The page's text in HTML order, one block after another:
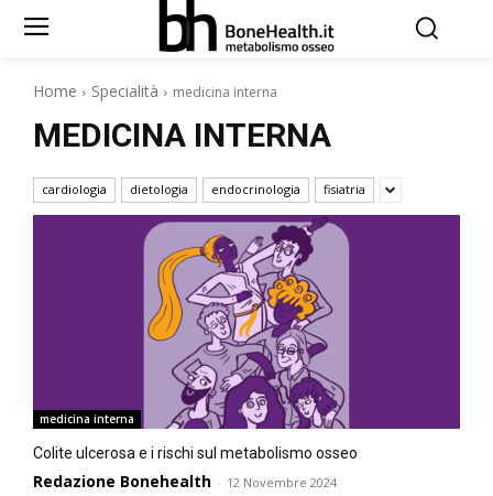
Home Specialità medicina interna
MEDICINA INTERNA
cardiologia dietologia endocrinologia fisiatria
medicina interna
Colite ulcerosa e i rischi sul metabolismo osseo
Redazione Bonehealth - 12 Novembre 2024